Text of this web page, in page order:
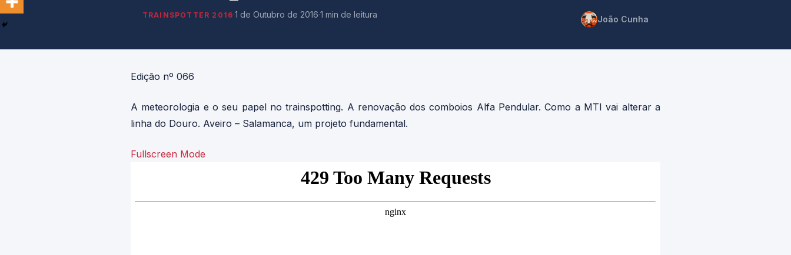
TRAINSPOTTER 2016·1 de Outubro de 2016·1 min de leitura João Cunha
Edição nº 066
A meteorologia e o seu papel no trainspotting. A renovação dos comboios Alfa Pendular. Como a MTI vai alterar a
linha do Douro. Aveiro – Salamanca, um projeto fundamental.
Fullscreen Mode